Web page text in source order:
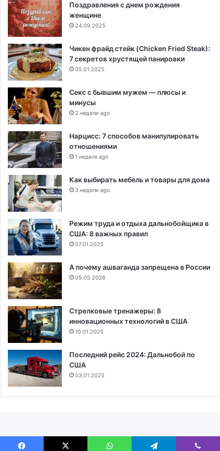
Поздравления с днем рождения
женщине
24.09.2025
Чикен фрайд стейк (Chicken Fried Steak):
7 секретов хрустящей панировки
05.01.2025
Секс с бывшим мужем — плюсы и
минусы
2 недели ago
Нарцисс: 7 способов манипулировать
отношениями
1 неделя ago
Как выбирать мебель и товары для дома
3 недели ago
Режим труда и отдыха дальнобойщика в
США: 8 важных правил
07.01.2025
А почему ашваганда запрещена в России
05.05.2026
Стрелковые тренажеры: 8
инновационных технологий в США
10.01.2025
Последний рейс 2024: Дальнобой по
США
03.01.2025